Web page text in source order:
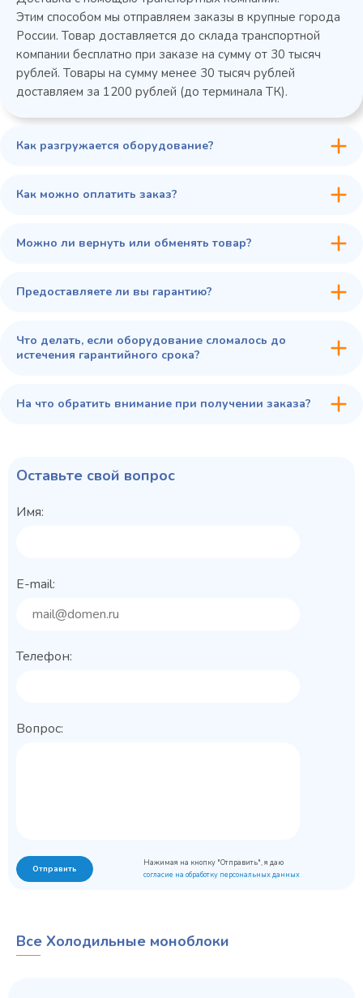
Этим способом мы отправляем заказы в крупные города
России. Товар доставляется до склада транспортной
компании бесплатно при заказе на сумму от 30 тысяч
рублей. Товары на сумму менее 30 тысяч рублей
доставляем за 1200 рублей (до терминала ТК).
Как разгружается оборудование?
Как можно оплатить заказ?
Можно ли вернуть или обменять товар?
Предоставляете ли вы гарантию?
Что делать, если оборудование сломалось до
истечения гарантийного срока?
На что обратить внимание при получении заказа?
Оставьте свой вопрос
Имя:
E-mail:
Телефон:
Вопрос:
Отправить
Нажимая на кнопку "Отправить", я даю
согласие на обработку персональных данных
Все Холодильные моноблоки